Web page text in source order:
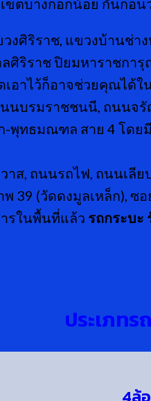
เขตบางกอกน้อย กันก่อน
งศิริราช, แขวงบ้านช่
ริราช ปิยมหาราชกา
เอาไว้ก็อาจช่วยคุณได้ใ
นบรมราชชนนี, ถนนจ
ทธมณฑล สาย 4 โดย
ส, ถนนรถไฟ, ถนนเลี
39 (วัดดงมูลเหล็ก),
รในพื้นที่แล้ว รถกระบะ
ประเภทร